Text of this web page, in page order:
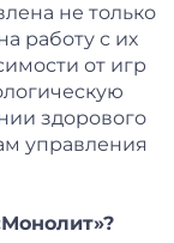
не только
работу с их
от игр
здорового
управления